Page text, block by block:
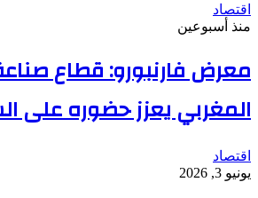
اقتصاد
منذ أسبوعين
معرض فارنبورو: قطاع
المغربي يعزز حضوره على
اقتصاد
يونيو 3, 2026